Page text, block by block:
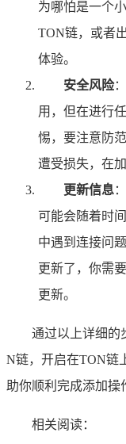
为哪怕是一个
TON链，或者
体验。
安全风险
用，但在进行
惕，要注意防
遭受损失，在
更新信息
可能会随着时
中遇到连接问
更新了，你需
更新。
通过以上详细的
N链，开启在TON链
助你顺利完成添加操
相关阅读：